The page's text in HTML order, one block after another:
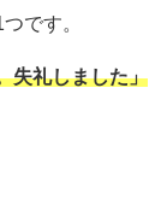
です。
失礼しました」